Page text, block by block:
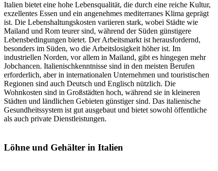
Italien bietet eine hohe Lebensqualität, die durch eine reiche Kultur,
exzellentes Essen und ein angenehmes mediterranes Klima geprägt
ist. Die Lebenshaltungskosten variieren stark, wobei Städte wie
Mailand und Rom teurer sind, während der Süden günstigere
Lebensbedingungen bietet. Der Arbeitsmarkt ist herausfordernd,
besonders im Süden, wo die Arbeitslosigkeit höher ist. Im
industriellen Norden, vor allem in Mailand, gibt es hingegen mehr
Jobchancen. Italienischkenntnisse sind in den meisten Berufen
erforderlich, aber in internationalen Unternehmen und touristischen
Regionen sind auch Deutsch und Englisch nützlich. Die
Wohnkosten sind in Großstädten hoch, während sie in kleineren
Städten und ländlichen Gebieten günstiger sind. Das italienische
Gesundheitssystem ist gut ausgebaut und bietet sowohl öffentliche
als auch private Dienstleistungen.
Löhne und Gehälter in Italien